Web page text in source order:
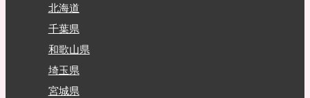
北海道
千葉県
和歌山県
埼玉県
宮城県